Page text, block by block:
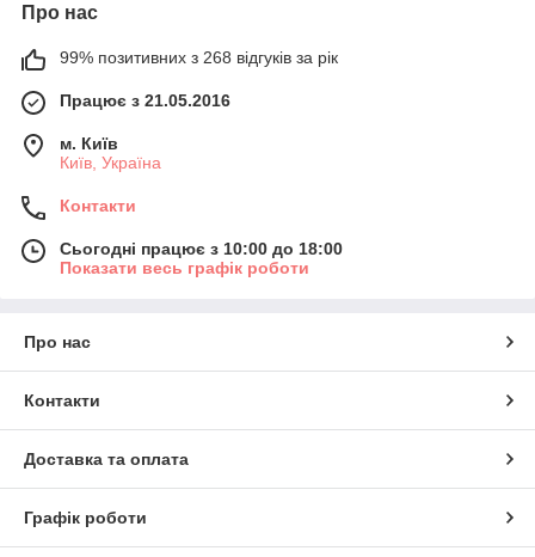
Про нас
99% позитивних з 268 відгуків за рік
Працює з 21.05.2016
м. Київ
Київ, Україна
Контакти
Сьогодні працює з 10:00 до 18:00
Показати весь графік роботи
Про нас
Контакти
Доставка та оплата
Графік роботи